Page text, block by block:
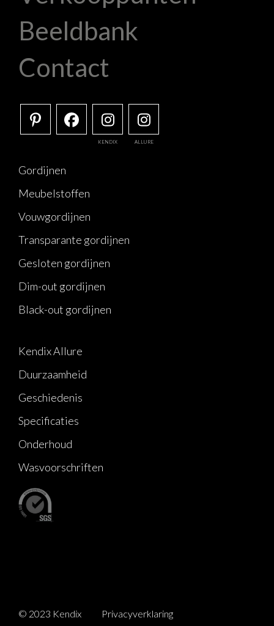
Beeldbank
Contact
KENDIX ALLURE
Gordijnen
Meubelstoffen
Vouwgordijnen
Transparante gordijnen
Gesloten gordijnen
Dim-out gordijnen
Black-out gordijnen
Kendix Allure
Duurzaamheid
Geschiedenis
Specificaties
Onderhoud
Wasvoorschriften
© 2023 Kendix Privacyverklaring